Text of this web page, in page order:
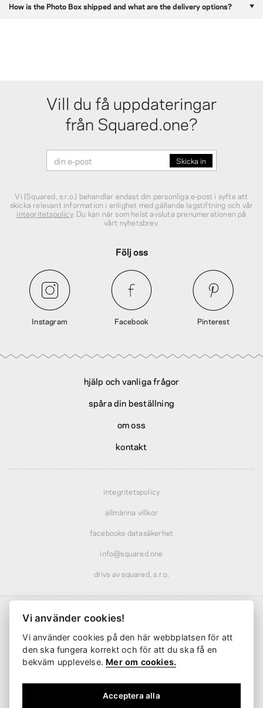
How is the Photo Box shipped and what are the delivery options?
Vill du få uppdateringar
från Squared.one?
Vi (Squared, s.r.o.) behandlar endast din personliga e‑post i syfte att
skicka relevant information i enlighet med gällande lagstiftning och vår
integritetspolicy. Du kan när som helst avsluta prenumerationen på
vårt nyhetsbrev.
Följ oss
Instagram Facebook Pinterest
hjälp och vanliga frågor
spåra din beställning
om oss
kontakt
integritetspolicy
allmänna villkor
facebooks datasäkerhet
info@squared.one
drivs av squared, s.r.o.
Frakt från61 kr· rabatterad över 569 kr
Leverans från 2 arbetsdagar
Vi använder cookies!
Vi använder cookies på den här webbplatsen för att
den ska fungera korrekt och för att du ska få en
bekväm upplevelse. Mer om cookies.
Acceptera alla